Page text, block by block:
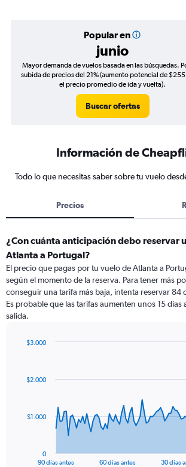
Popular en
junio
Mayor demanda de vuelos basada en las búsquedas.
subida de precios del 21% (aumento potencial de
el precio promedio de ida y vuelta).
Buscar ofertas
Información de
Todo lo que necesitas saber sobre tu vuelo
Precios
¿Con cuánta anticipación debo reservar
Atlanta a Portugal?
El precio que pagas por tu vuelo de Atlanta a
según el momento de la reserva. Para tener más
conseguir una tarifa más baja, intenta reservar 84
Es probable que las tarifas aumenten unos 15 días
salida.
data
The
90 días antes 60 días antes 30 días
0
$1.000
$2.000
$3.000